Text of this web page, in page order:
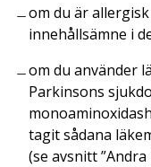
om du är
innehållsämne i
om du använder
Parkinsons
tagit sådana
(se avsnitt